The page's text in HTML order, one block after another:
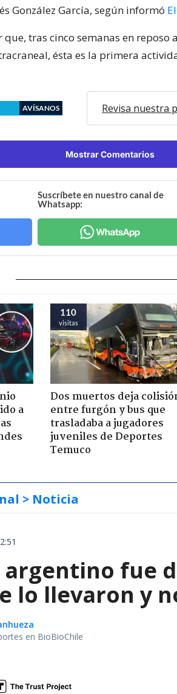
González García, según informó
que, tras cinco semanas en
ésta es la primera
AVÍSANOS Revisa nuestra
Mostrar Comentarios
Suscríbete en nuestro canal de
Whatsapp:
a
110
visitas
Dos muertos deja
entre furgón y bus que
trasladaba a jugadores
juveniles de Deportes
Temuco
> Noticia
fue
lo llevaron y
en BioBioChile